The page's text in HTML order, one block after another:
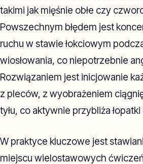
takimi jak mięśnie obłe czy
Powszechnym błędem jest
ruchu w stawie łokciowym
wiosłowania, co niepotrzebnie
Rozwiązaniem jest inicjowanie
z pleców, z wyobrażeniem
tyłu, co aktywnie przybliża łopatki
W praktyce kluczowe jest
miejscu wielostawowych